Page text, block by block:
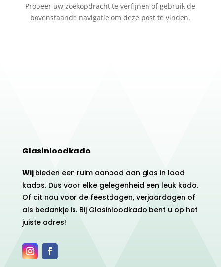
Probeer uw zoekopdracht te verfijnen of gebruik de
bovenstaande navigatie om deze post te vinden.
Glasinloodkado
Wij bieden een ruim aanbod aan glas in lood
kados. Dus voor elke gelegenheid een leuk kado.
Of dit nou voor de feestdagen, verjaardagen of
als bedankje is. Bij Glasinloodkado bent u op het
juiste adres!